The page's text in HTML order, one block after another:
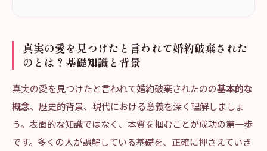
真実の愛を見つけたと言われて婚約破棄された
のとは？基礎知識と背景
真実の愛を見つけたと言われて婚約破棄されたのの基本的な
概念、歴史的背景、現代における意義を深く理解しましょ
う。表面的な知識ではなく、本質を掴むことが成功の第一歩
です。多くの人が誤解している基礎を、正確に押さえていき